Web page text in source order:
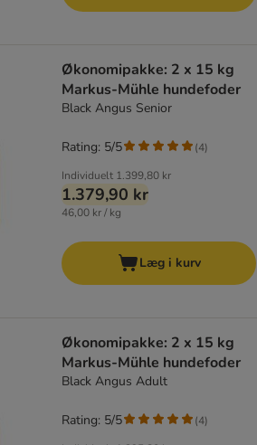
Økonomipakke: 2 x 15 kg
Markus-Mühle hundefoder
Black Angus Senior
Individuelt 1.399,80 kr
1.379,90 kr
46,00 kr / kg
Rating: 5/5 (4)
Læg i kurv
Økonomipakke: 2 x 15 kg
Markus-Mühle hundefoder
Black Angus Adult
Rating: 5/5 (4)